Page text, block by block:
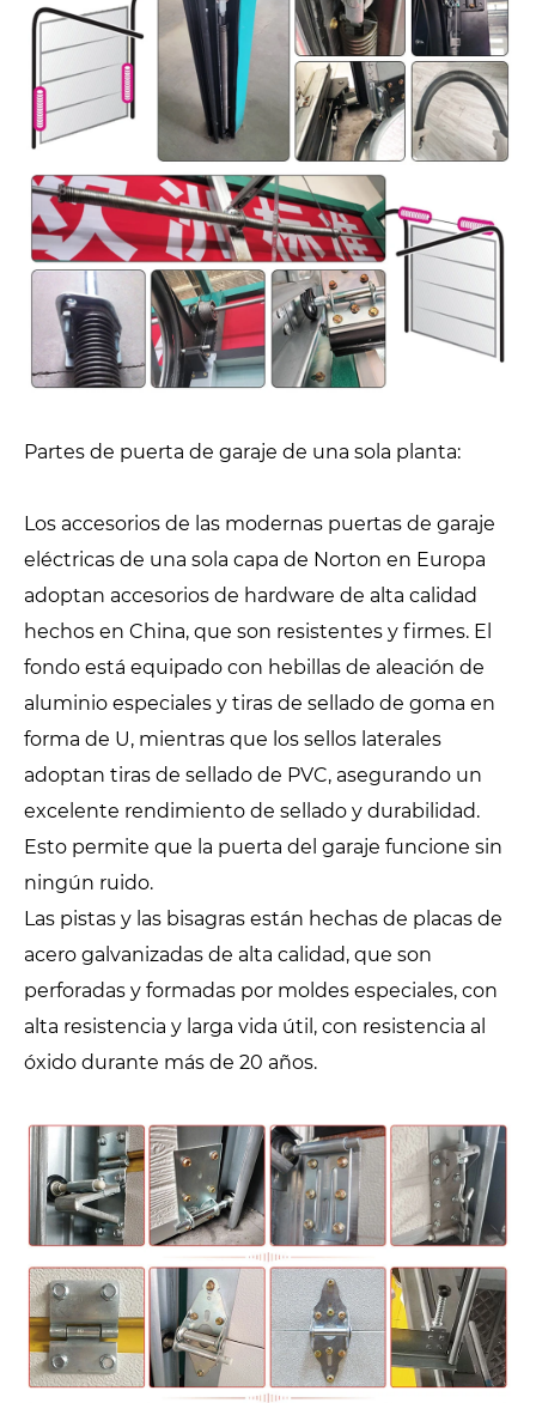
Partes de puerta de garaje de una sola planta:
Los accesorios de las modernas puertas de garaje
eléctricas de una sola capa de Norton en Europa
adoptan accesorios de hardware de alta calidad
hechos en China, que son resistentes y firmes. El
fondo está equipado con hebillas de aleación de
aluminio especiales y tiras de sellado de goma en
forma de U, mientras que los sellos laterales
adoptan tiras de sellado de PVC, asegurando un
excelente rendimiento de sellado y durabilidad.
Esto permite que la puerta del garaje funcione sin
ningún ruido.
Las pistas y las bisagras están hechas de placas de
acero galvanizadas de alta calidad, que son
perforadas y formadas por moldes especiales, con
alta resistencia y larga vida útil, con resistencia al
óxido durante más de 20 años.